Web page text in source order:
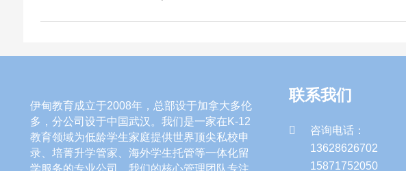
伊甸教育成立于2008年，总部设于加拿大多伦
多，分公司设于中国武汉。我们是一家在K-12
教育领域为低龄学生家庭提供世界顶尖私校申
录、培菁升学管家、海外学生托管等一体化留
学服务的专业公司。我们的核心管理团队专注
联系我们
咨询电话：
13628626702
15871752050